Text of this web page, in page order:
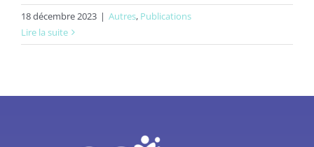
18 décembre 2023 | Autres, Publications
Lire la suite